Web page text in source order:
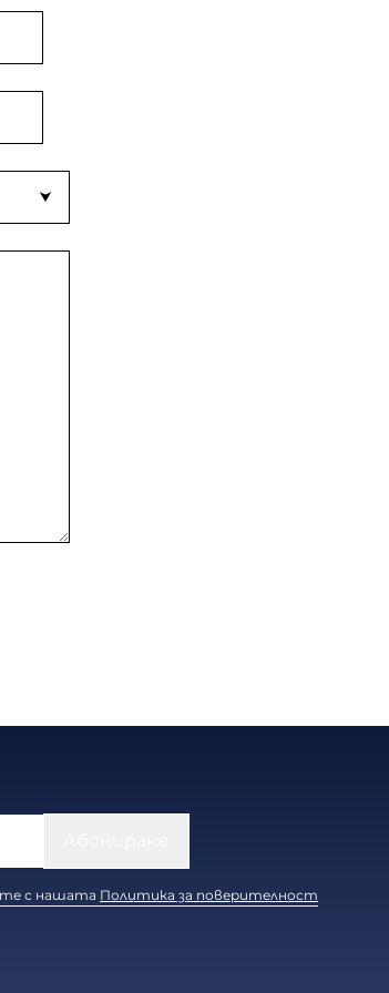
с нашата Политика за поверителност